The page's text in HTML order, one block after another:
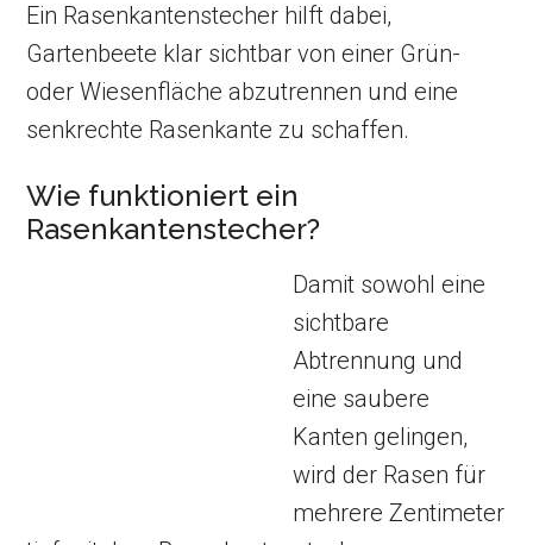
Ein Rasenkantenstecher hilft dabei,
Gartenbeete klar sichtbar von einer Grün-
oder Wiesenfläche abzutrennen und eine
senkrechte Rasenkante zu schaffen.
Wie funktioniert ein
Rasenkantenstecher?
Damit sowohl eine
sichtbare
Abtrennung und
eine saubere
Kanten gelingen,
wird der Rasen für
mehrere Zentimeter